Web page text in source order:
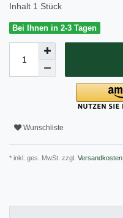
Inhalt 1 Stück
Bei Ihnen in 2-3 Tagen
Wunschliste
* inkl. ges. MwSt. zzgl. Versandkosten